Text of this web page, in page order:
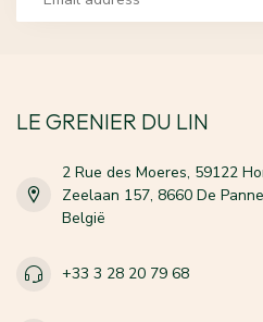
LE GRENIER DU LIN
2 Rue des Moeres, 59122
Zeelaan 157, 8660 De
België
+33 3 28 20 79 68